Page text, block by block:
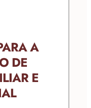
A
DE
E